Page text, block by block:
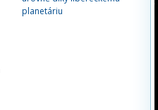
planetáriu